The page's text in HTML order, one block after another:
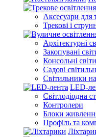
Аксесуари для
Трекові і
Архітектурні
Закопувані
Консольні
Садові
Світильники
LED-
Світлодіодна
Контролери
Блоки
Профіль та